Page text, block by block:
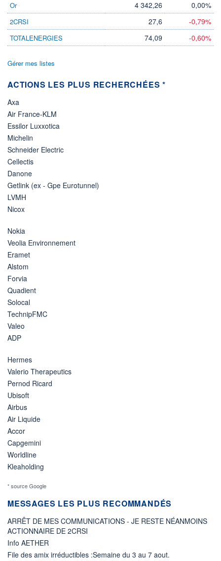
Or 4 342,26 0,00%
2CRSI 27,6 -0,79%
TOTALENERGIES 74,09 -0,60%
Gérer mes listes
ACTIONS LES PLUS RECHERCHÉES *
Axa
Air France-KLM
Essilor Luxxotica
Michelin
Schneider Electric
Cellectis
Danone
Getlink (ex - Gpe Eurotunnel)
LVMH
Nicox
Nokia
Veolia Environnement
Eramet
Alstom
Forvia
Quadient
Solocal
TechnipFMC
Valeo
ADP
Hermes
Valerio Therapeutics
Pernod Ricard
Ubisoft
Airbus
Air Liquide
Accor
Capgemini
Worldline
Kleaholding
* source Google
MESSAGES LES PLUS RECOMMANDÉS
ARRÊT DE MES COMMUNICATIONS - JE RESTE NÉANMOINS
ACTIONNAIRE DE 2CRSI
Info AETHER
File des amix irréductibles :Semaine du 3 au 7 aout.